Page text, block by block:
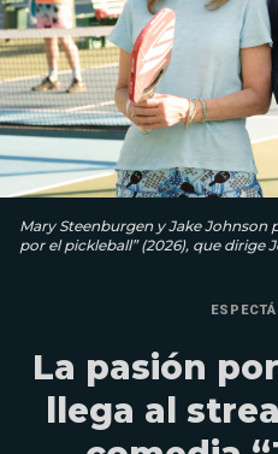
Mary Steenburgen y Jake Johnson
por el pickleball” (2026), que dirige
La pasión
llega al